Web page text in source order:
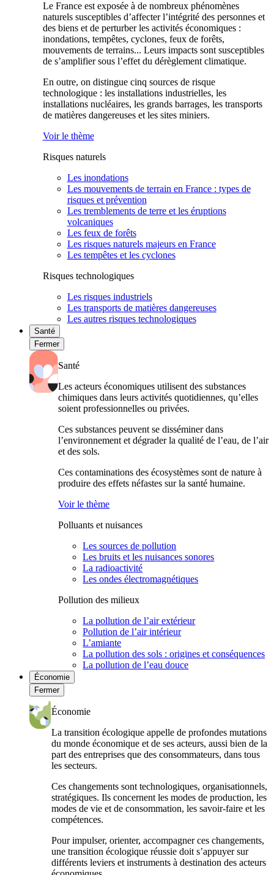
Le France est exposée à de nombreux phénomènes
naturels susceptibles d’affecter l’intégrité des personnes et
des biens et de perturber les activités économiques :
inondations, tempêtes, cyclones, feux de forêts,
mouvements de terrains... Leurs impacts sont susceptibles
de s’amplifier sous l’effet du dérèglement climatique.
En outre, on distingue cinq sources de risque
technologique : les installations industrielles, les
installations nucléaires, les grands barrages, les transports
de matières dangereuses et les sites miniers.
Voir le thème
Risques naturels
Les inondations
Les mouvements de terrain en France : types de
risques et prévention
Les tremblements de terre et les éruptions
volcaniques
Les feux de forêts
Les risques naturels majeurs en France
Les tempêtes et les cyclones
Risques technologiques
Les risques industriels
Les transports de matières dangereuses
Les autres risques technologiques
Santé
Fermer
Santé
Les acteurs économiques utilisent des substances
chimiques dans leurs activités quotidiennes, qu’elles
soient professionnelles ou privées.
Ces substances peuvent se disséminer dans
l’environnement et dégrader la qualité de l’eau, de l’air
et des sols.
Ces contaminations des écosystèmes sont de nature à
produire des effets néfastes sur la santé humaine.
Voir le thème
Polluants et nuisances
Les sources de pollution
Les bruits et les nuisances sonores
La radioactivité
Les ondes électromagnétiques
Pollution des milieux
La pollution de l’air extérieur
Pollution de l’air intérieur
L’amiante
La pollution des sols : origines et conséquences
La pollution de l’eau douce
Économie
Fermer
Économie
La transition écologique appelle de profondes mutations
du monde économique et de ses acteurs, aussi bien de la
part des entreprises que des consommateurs, dans tous
les secteurs.
Ces changements sont technologiques, organisationnels,
stratégiques. Ils concernent les modes de production, les
modes de vie et de consommation, les savoir-faire et les
compétences.
Pour impulser, orienter, accompagner ces changements,
une transition écologique réussie doit s’appuyer sur
différents leviers et instruments à destination des acteurs